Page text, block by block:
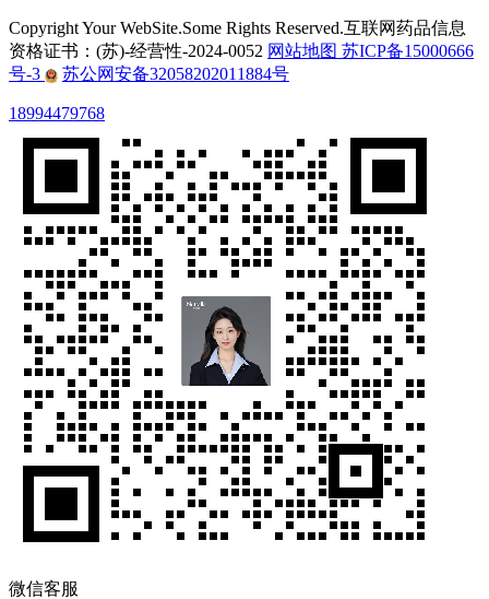
Copyright Your WebSite.Some Rights Reserved.互联网药品信息
资格证书：(苏)-经营性-2024-0052 网站地图 苏ICP备15000666
号-3
苏公网安备32058202011884号
18994479768
微信客服